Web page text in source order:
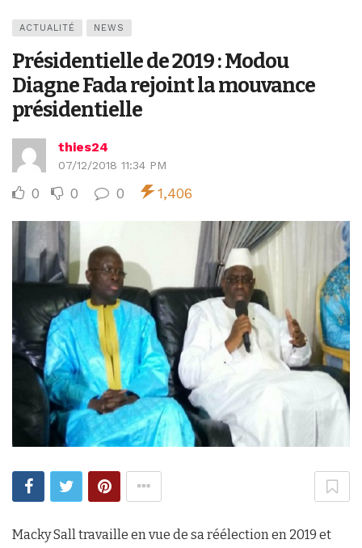
ACTUALITÉ NEWS
Présidentielle de 2019 : Modou
Diagne Fada rejoint la mouvance
présidentielle
thies24
07/12/2018 11:34 PM
0 0 0 1,406
Macky Sall travaille en vue de sa réélection en 2019 et